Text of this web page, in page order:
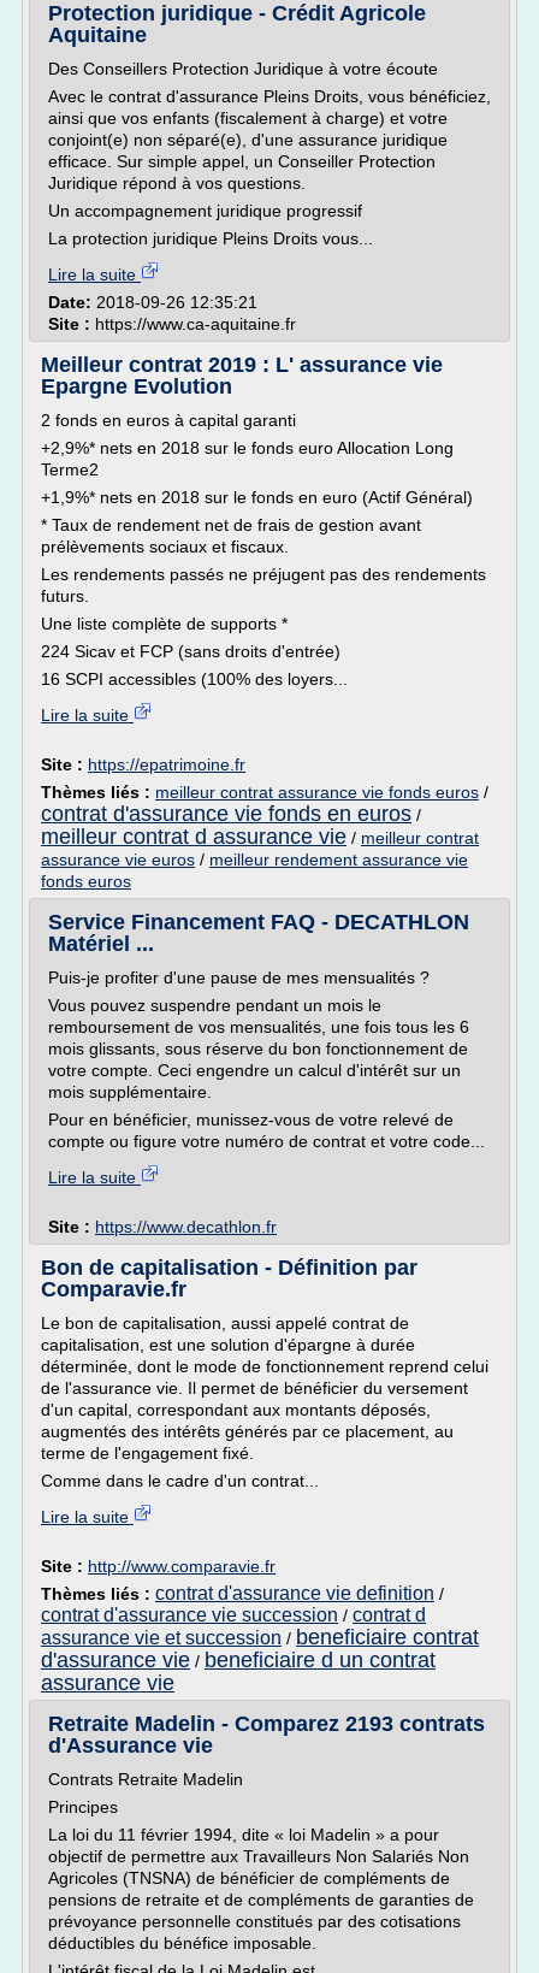
Protection juridique - Crédit Agricole
Aquitaine
Des Conseillers Protection Juridique à votre écoute
Avec le contrat d'assurance Pleins Droits, vous bénéficiez,
ainsi que vos enfants (fiscalement à charge) et votre
conjoint(e) non séparé(e), d'une assurance juridique
efficace. Sur simple appel, un Conseiller Protection
Juridique répond à vos questions.
Un accompagnement juridique progressif
La protection juridique Pleins Droits vous...
Lire la suite
Date: 2018-09-26 12:35:21
Site : https://www.ca-aquitaine.fr
Meilleur contrat 2019 : L' assurance vie
Epargne Evolution
2 fonds en euros à capital garanti
+2,9%* nets en 2018 sur le fonds euro Allocation Long
Terme2
+1,9%* nets en 2018 sur le fonds en euro (Actif Général)
* Taux de rendement net de frais de gestion avant
prélèvements sociaux et fiscaux.
Les rendements passés ne préjugent pas des rendements
futurs.
Une liste complète de supports *
224 Sicav et FCP (sans droits d'entrée)
16 SCPI accessibles (100% des loyers...
Lire la suite
Site : https://epatrimoine.fr
Thèmes liés : meilleur contrat assurance vie fonds euros /
contrat d'assurance vie fonds en euros /
meilleur contrat d assurance vie / meilleur contrat
assurance vie euros / meilleur rendement assurance vie
fonds euros
Service Financement FAQ - DECATHLON
Matériel ...
Puis-je profiter d'une pause de mes mensualités ?
Vous pouvez suspendre pendant un mois le
remboursement de vos mensualités, une fois tous les 6
mois glissants, sous réserve du bon fonctionnement de
votre compte. Ceci engendre un calcul d'intérêt sur un
mois supplémentaire.
Pour en bénéficier, munissez-vous de votre relevé de
compte ou figure votre numéro de contrat et votre code...
Lire la suite
Site : https://www.decathlon.fr
Bon de capitalisation - Définition par
Comparavie.fr
Le bon de capitalisation, aussi appelé contrat de
capitalisation, est une solution d'épargne à durée
déterminée, dont le mode de fonctionnement reprend celui
de l'assurance vie. Il permet de bénéficier du versement
d'un capital, correspondant aux montants déposés,
augmentés des intérêts générés par ce placement, au
terme de l'engagement fixé.
Comme dans le cadre d'un contrat...
Lire la suite
Site : http://www.comparavie.fr
Thèmes liés : contrat d'assurance vie definition /
contrat d'assurance vie succession / contrat d
assurance vie et succession / beneficiaire contrat
d'assurance vie / beneficiaire d un contrat
assurance vie
Retraite Madelin - Comparez 2193 contrats
d'Assurance vie
Contrats Retraite Madelin
Principes
La loi du 11 février 1994, dite « loi Madelin » a pour
objectif de permettre aux Travailleurs Non Salariés Non
Agricoles (TNSNA) de bénéficier de compléments de
pensions de retraite et de compléments de garanties de
prévoyance personnelle constitués par des cotisations
déductibles du bénéfice imposable.